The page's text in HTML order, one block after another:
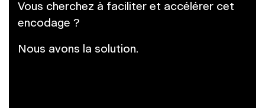
Vous cherchez à faciliter et accélérer cet
encodage ?
Nous avons la solution.